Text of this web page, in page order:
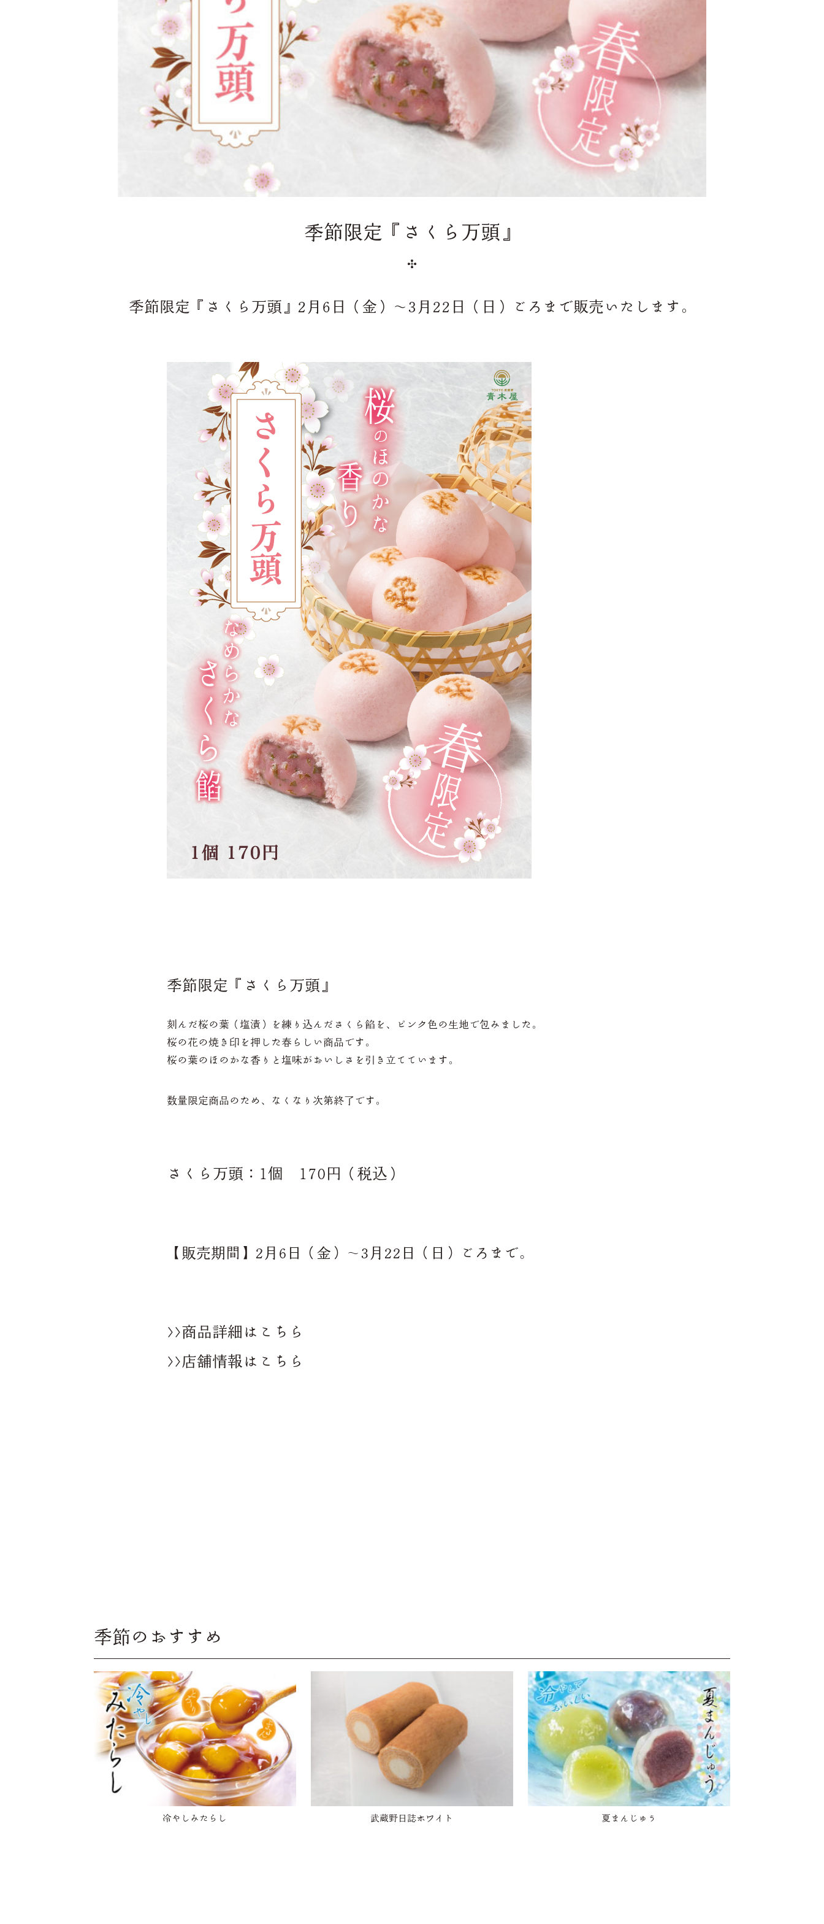
季節限定『さくら万頭』
季節限定『さくら万頭』2月6日（金）～3月22日（日）ごろまで販売いたします。
季節限定『さくら万頭』
刻んだ桜の葉（塩漬）を練り込んださくら餡を、ピンク色の生地で包みました。
桜の花の焼き印を押した春らしい商品です。
桜の葉のほのかな香りと塩味がおいしさを引き立てています。
数量限定商品のため、なくなり次第終了です。
さくら万頭：1個 170円（税込）
【販売期間】2月6日（金）～3月22日（日）ごろまで。
>>商品詳細はこちら
>>店舗情報はこちら
季節のおすすめ
冷やしみたらし 武蔵野日誌ホワイト 夏まんじゅう